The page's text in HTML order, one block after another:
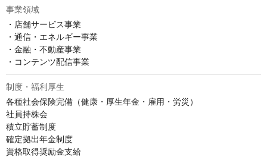
事業領域
・店舗サービス事業
・通信・エネルギー事業
・金融・不動産事業
・コンテンツ配信事業
制度・福利厚生
各種社会保険完備（健康・厚生年金・雇用・労災）
社員持株会
積立貯蓄制度
確定拠出年金制度
資格取得奨励金支給